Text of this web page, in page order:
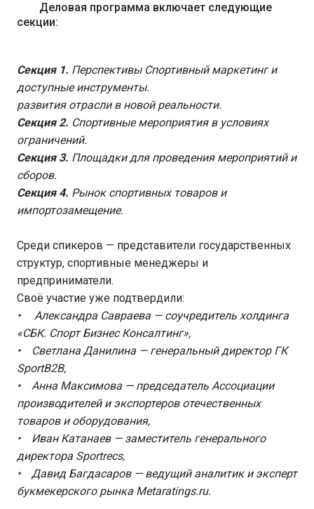
Деловая программа включает следующие
секции:
Секция 1. Перспективы Спортивный маркетинг и
доступные инструменты.
развития отрасли в новой реальности.
Секция 2. Спортивные мероприятия в условиях
ограничений.
Секция 3. Площадки для проведения мероприятий и
сборов.
Секция 4. Рынок спортивных товаров и
импортозамещение.
Среди спикеров — представители государственных
структур, спортивные менеджеры и
предприниматели.
Своё участие уже подтвердили:
• Александра Савраева — соучредитель холдинга
«СБК. Спорт Бизнес Консалтинг»,
• Светлана Данилина — генеральный директор ГК
SportB2B,
• Анна Максимова — председатель Ассоциации
производителей и экспортеров отечественных
товаров и оборудования,
• Иван Катанаев — заместитель генерального
директора Sportrecs,
• Давид Багдасаров — ведущий аналитик и эксперт
букмекерского рынка Metaratings.ru.